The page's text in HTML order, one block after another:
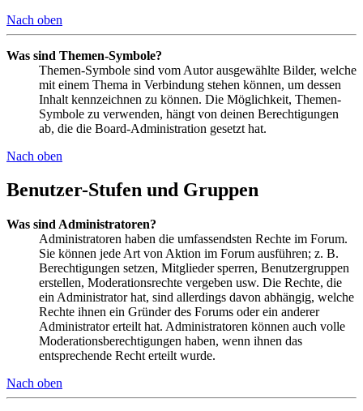
Nach oben
Was sind Themen-Symbole?
Themen-Symbole sind vom Autor ausgewählte Bilder, welche
mit einem Thema in Verbindung stehen können, um dessen
Inhalt kennzeichnen zu können. Die Möglichkeit, Themen-
Symbole zu verwenden, hängt von deinen Berechtigungen
ab, die die Board-Administration gesetzt hat.
Nach oben
Benutzer-Stufen und Gruppen
Was sind Administratoren?
Administratoren haben die umfassendsten Rechte im Forum.
Sie können jede Art von Aktion im Forum ausführen; z. B.
Berechtigungen setzen, Mitglieder sperren, Benutzergruppen
erstellen, Moderationsrechte vergeben usw. Die Rechte, die
ein Administrator hat, sind allerdings davon abhängig, welche
Rechte ihnen ein Gründer des Forums oder ein anderer
Administrator erteilt hat. Administratoren können auch volle
Moderationsberechtigungen haben, wenn ihnen das
entsprechende Recht erteilt wurde.
Nach oben